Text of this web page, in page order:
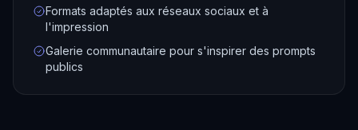
Formats adaptés aux réseaux sociaux et à
l'impression
Galerie communautaire pour s'inspirer des prompts
publics